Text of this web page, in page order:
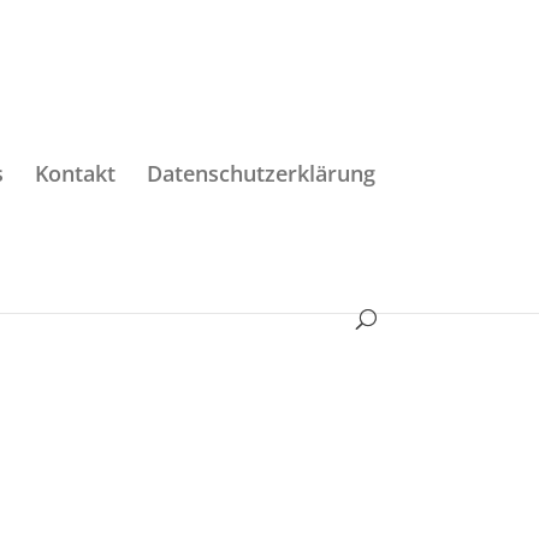
Kontakt Datenschutzerklärung